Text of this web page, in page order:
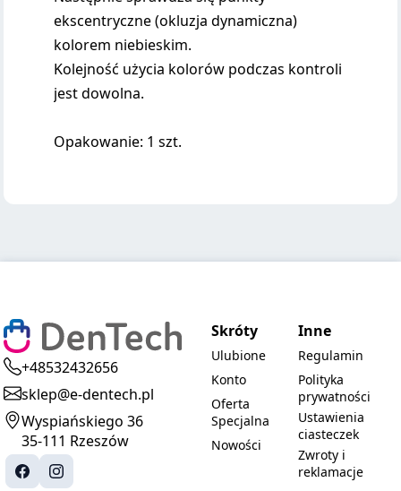
ekscentryczne (okluzja dynamiczna)
kolorem niebieskim.
Kolejność użycia kolorów podczas kontroli
jest dowolna.
Opakowanie: 1 szt.
+48532432656
sklep@e-dentech.pl
Wyspiańskiego 36
35-111 Rzeszów
Skróty
Ulubione
Konto
Oferta
Specjalna
Nowości
Inne
Regulamin
Polityka
prywatności
Ustawienia
ciasteczek
Zwroty i
reklamacje